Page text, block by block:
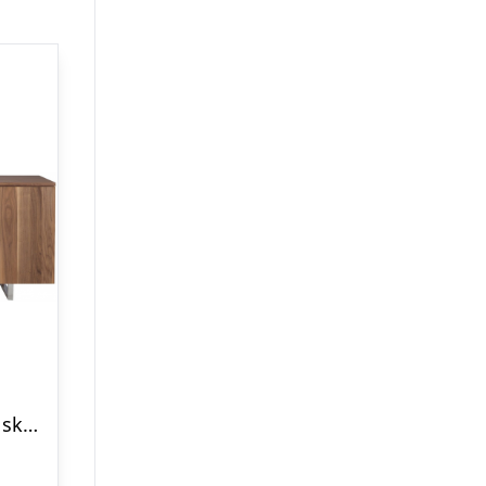
Skænk med 2 skabe og 4 skuffer i stål og valnøddefinér H90 x B210 x D42 cm – Krom/Valnød